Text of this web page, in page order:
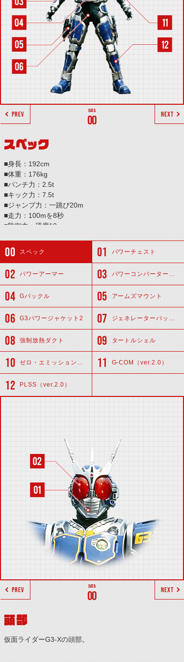
00
PREV NEXT
スペック
■身長：192cm
■体重：176kg
■パンチ力：2.5t
■キック力：7.5t
■ジャンプ力：一跳び20m
■走力：100mを8秒
■防御力：硬度10
る特殊徹甲弾連射
スペック パワーチェスト
パワーアーマー パワーコンバーターラング
Gバックル アームズマウント
G3パワージャケット2 ジェネレーターバックル
強制放熱ダクト タートルシェル
ゼロ・エミッションフューエルバッテリー G-COM（ver.2.0）
PLSS（ver.2.0）
00
PREV NEXT
頭部
仮面ライダーG3-Xの頭部。